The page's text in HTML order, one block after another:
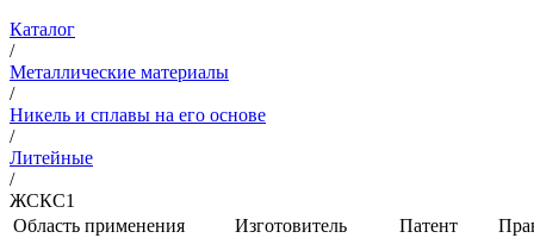
Каталог
/
Металлические материалы
/
Никель и сплавы на его основе
/
Литейные
/
ЖСКС1
Область применения
Изготовитель
Патент